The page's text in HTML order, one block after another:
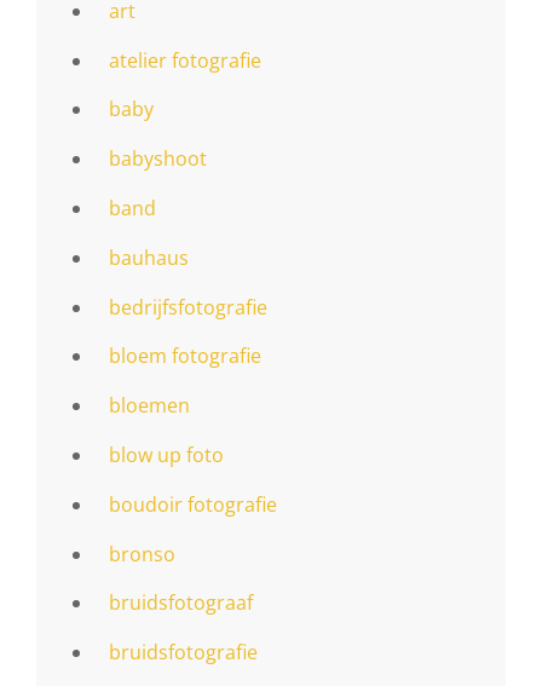
art
atelier fotografie
baby
babyshoot
band
bauhaus
bedrijfsfotografie
bloem fotografie
bloemen
blow up foto
boudoir fotografie
bronso
bruidsfotograaf
bruidsfotografie